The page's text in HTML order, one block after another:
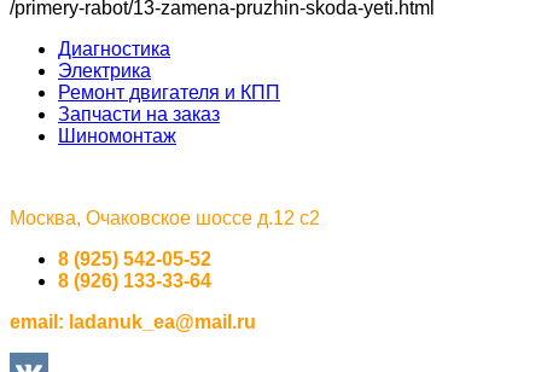
/primery-rabot/13-zamena-pruzhin-skoda-yeti.html
Диагностика
Электрика
Ремонт двигателя и КПП
Запчасти на заказ
Шиномонтаж
Москва, Очаковское шоссе д.12 с2
8 (925) 542-05-52
8 (926) 133-33-64
email: ladanuk_ea@mail.ru